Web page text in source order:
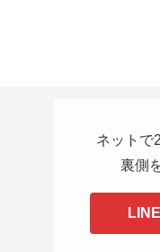
ネットで
裏側